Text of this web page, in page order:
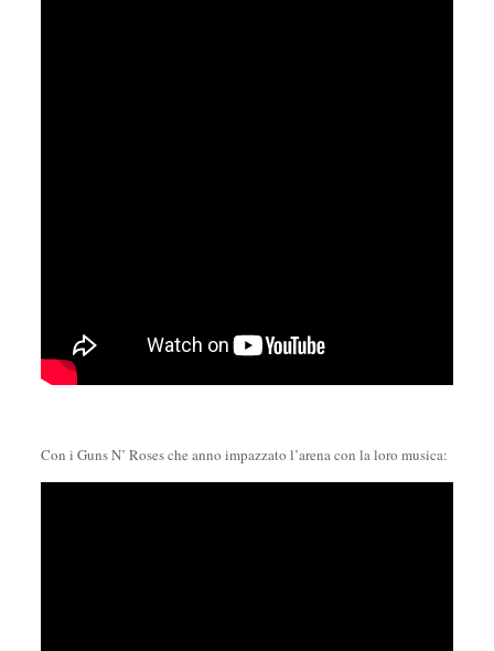
Con i Guns N’ Roses che anno impazzato l’arena con la loro musica: